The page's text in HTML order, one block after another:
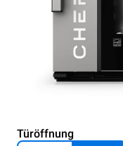
Türöffnung